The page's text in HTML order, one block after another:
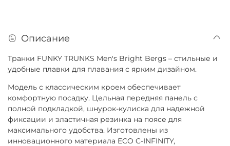
Описание
Транки FUNKY TRUNKS Men's Bright Bergs – стильные и
удобные плавки для плавания с ярким дизайном.
Модель с классическим кроем обеспечивает
комфортную посадку. Цельная передняя панель с
полной подкладкой, шнурок-кулиска для надежной
фиксации и эластичная резинка на поясе для
максимального удобства. Изготовлены из
инновационного материала ECO C-INFINITY,